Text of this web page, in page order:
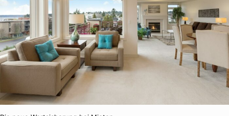
Bike-
Fahrer
auch
aus
rechtlicher
Sicht
zu
empfehlen
ist